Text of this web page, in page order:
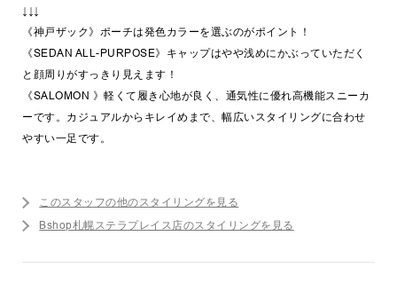
↓↓↓
《神戸ザック》ポーチは発色カラーを選ぶのがポイント！
《SEDAN ALL-PURPOSE》キャップはやや浅めにかぶっていただく
と顔周りがすっきり見えます！
《SALOMON 》軽くて履き心地が良く、通気性に優れ高機能スニーカ
ーです。カジュアルからキレイめまで、幅広いスタイリングに合わせ
やすい一足です。
このスタッフの他のスタイリングを見る
Bshop札幌ステラプレイス店のスタイリングを見る